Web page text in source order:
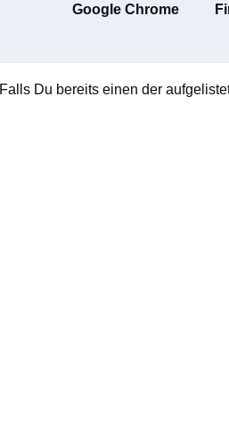
Google Chrome
Falls Du bereits einen der